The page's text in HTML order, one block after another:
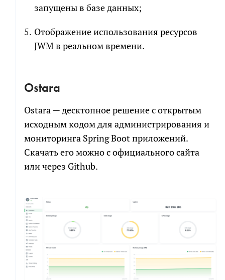
запущены в базе данных;
Отображение использования ресурсов
JWM в реальном времени.
Ostara
Ostara — десктопное решение с открытым
исходным кодом для администрирования и
мониторинга Spring Boot приложений.
Скачать его можно с официального сайта
или через Github.